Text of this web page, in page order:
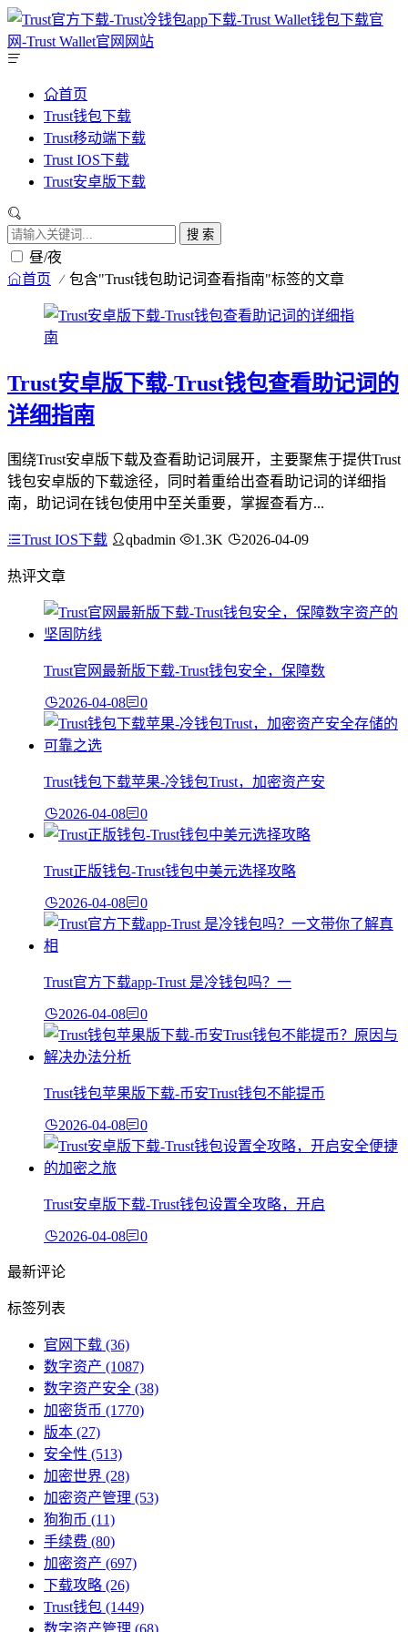
首页
Trust钱包下载
Trust移动端下载
Trust IOS下载
Trust安卓版下载
搜 索
昼/夜
首页 包含"Trust钱包助记词查看指南"标签的文章
Trust安卓版下载-Trust钱包查看助记词的
详细指南
围绕Trust安卓版下载及查看助记词展开，主要聚焦于提供Trust
钱包安卓版的下载途径，同时着重给出查看助记词的详细指
南，助记词在钱包使用中至关重要，掌握查看方...
Trust IOS下载 qbadmin 1.3K 2026-04-09
热评文章
Trust官网最新版下载-Trust钱包安全，保障数
2026-04-08 0
Trust钱包下载苹果-冷钱包Trust，加密资产安
2026-04-08 0
Trust正版钱包-Trust钱包中美元选择攻略
2026-04-08 0
Trust官方下载app-Trust 是冷钱包吗？一
2026-04-08 0
Trust钱包苹果版下载-币安Trust钱包不能提币
2026-04-08 0
Trust安卓版下载-Trust钱包设置全攻略，开启
2026-04-08 0
最新评论
标签列表
官网下载 (36)
数字资产 (1087)
数字资产安全 (38)
加密货币 (1770)
版本 (27)
安全性 (513)
加密世界 (28)
加密资产管理 (53)
狗狗币 (11)
手续费 (80)
加密资产 (697)
下载攻略 (26)
Trust钱包 (1449)
数字资产管理 (68)